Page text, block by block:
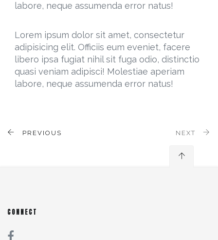
labore, neque assumenda error natus!
Lorem ipsum dolor sit amet, consectetur
adipisicing elit. Officiis eum eveniet, facere
libero ipsa fugiat nihil sit fuga odio, distinctio
quasi veniam adipisci! Molestiae aperiam
labore, neque assumenda error natus!
PREVIOUS NEXT
CONNECT